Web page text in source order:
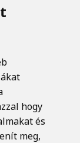
hogy
és
meg,